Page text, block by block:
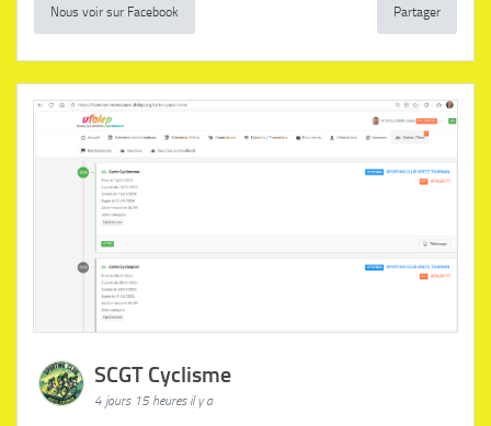
Nous voir sur Facebook Partager
SCGT Cyclisme
4 jours 15 heures il y a